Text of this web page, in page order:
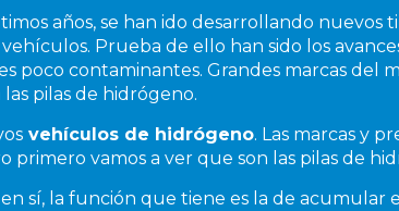
años, se han ido desarrollando
Prueba de ello han sido los
poco contaminantes. Grandes marcas
pilas de hidrógeno.
vehículos de hidrógeno. Las marcas y
primero vamos a ver que son las pilas de
sí, la función que tiene es la de